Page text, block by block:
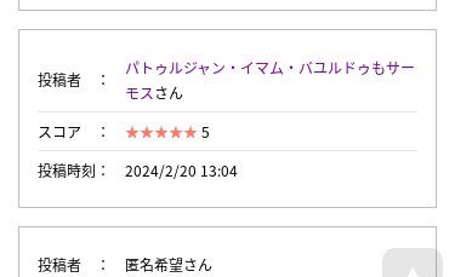
投稿者
パトゥルジャン・イマム・バユルドゥもサー
モス さん
スコア
5
投稿時刻
2024/2/20 13:04
投稿者 匿名希望さん